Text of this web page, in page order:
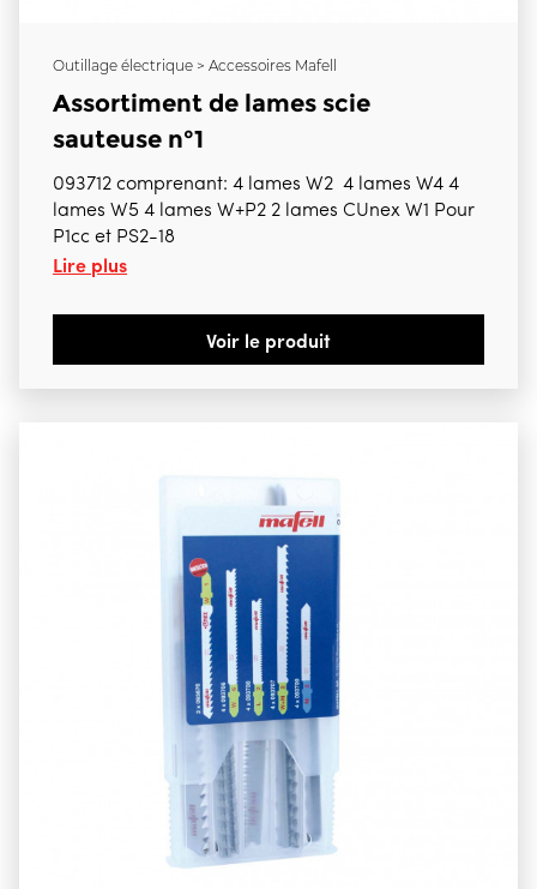
Outillage électrique > Accessoires Mafell
Assortiment de lames scie
sauteuse n°1
093712 comprenant: 4 lames W2 4 lames W4 4
lames W5 4 lames W+P2 2 lames CUnex W1 Pour
P1cc et PS2-18
Lire plus
Voir le produit